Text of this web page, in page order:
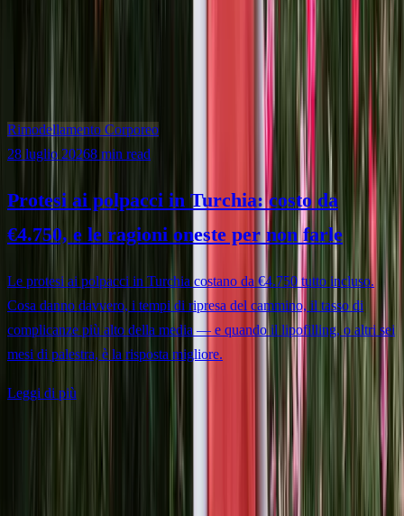
Rimodellamento Corporeo
28 luglio 20268 min read
Protesi ai polpacci in Turchia: costo da
€4.750, e le ragioni oneste per non farle
Le protesi ai polpacci in Turchia costano da €4.750 tutto incluso.
Cosa danno davvero, i tempi di ripresa del cammino, il tasso di
complicanze più alto della media — e quando il lipofilling, o altri sei
mesi di palestra, è la risposta migliore.
Leggi di più